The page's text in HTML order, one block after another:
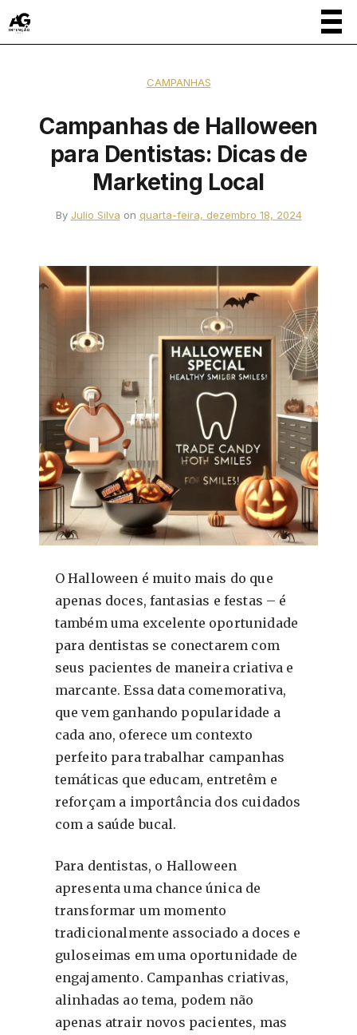
CAMPANHAS
Campanhas de Halloween
para Dentistas: Dicas de
Marketing Local
By Julio Silva on quarta-feira, dezembro 18, 2024
O Halloween é muito mais do que
apenas doces, fantasias e festas – é
também uma excelente oportunidade
para dentistas se conectarem com
seus pacientes de maneira criativa e
marcante. Essa data comemorativa,
que vem ganhando popularidade a
cada ano, oferece um contexto
perfeito para trabalhar campanhas
temáticas que educam, entretêm e
reforçam a importância dos cuidados
com a saúde bucal.
Para dentistas, o Halloween
apresenta uma chance única de
transformar um momento
tradicionalmente associado a doces e
guloseimas em uma oportunidade de
engajamento. Campanhas criativas,
alinhadas ao tema, podem não
apenas atrair novos pacientes, mas